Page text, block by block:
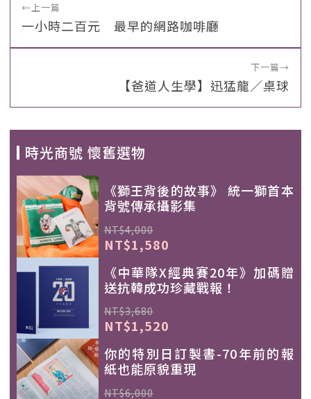
←上一篇
一小時二百元 最早的網路咖啡廳
下一篇→
【爸道人生學】迅猛龍／桌球
時光商號 懷舊選物
《獅王背後的故事》 統一獅首本
背號傳承攝影集
NT$4,000
NT$1,580
《中華隊X經典賽20年》加碼贈
送抗韓成功珍藏戰報！
NT$3,680
NT$1,520
你的特別日訂製書-70年前的報
紙也能原貌重現
NT$6,000